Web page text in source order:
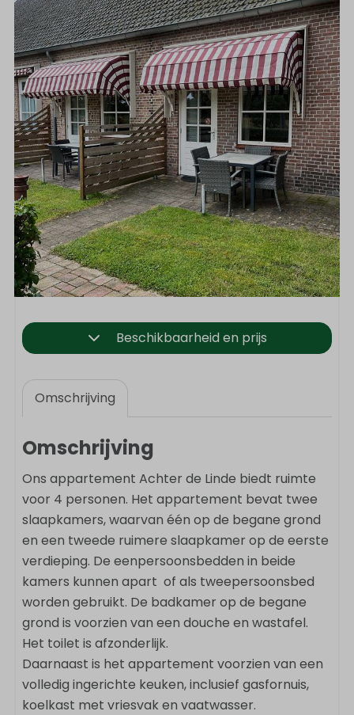
Beschikbaarheid en prijs
Omschrijving
Omschrijving
Ons appartement Achter de Linde biedt ruimte
voor 4 personen. Het appartement bevat twee
slaapkamers, waarvan één op de begane grond
en een tweede ruimere slaapkamer op de eerste
verdieping. De eenpersoonsbedden in beide
kamers kunnen apart of als tweepersoonsbed
worden gebruikt. De badkamer op de begane
grond is voorzien van een douche en wastafel.
Het toilet is afzonderlijk.
Daarnaast is het appartement voorzien van een
volledig ingerichte keuken, inclusief gasfornuis,
koelkast met vriesvak en vaatwasser.